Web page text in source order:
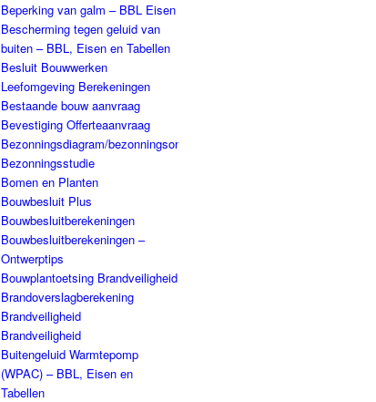
Beperking van galm – BBL Eisen
Bescherming tegen geluid van
buiten – BBL, Eisen en Tabellen
Besluit Bouwwerken
Leefomgeving Berekeningen
Bestaande bouw aanvraag
Bevestiging Offerteaanvraag
Bezonningsdiagram/bezonningsonderzoek
Bezonningsstudie
Bomen en Planten
Bouwbesluit Plus
Bouwbesluitberekeningen
Bouwbesluitberekeningen –
Ontwerptips
Bouwplantoetsing Brandveiligheid
Brandoverslagberekening
Brandveiligheid
Brandveiligheid
Buitengeluid Warmtepomp
(WPAC) – BBL, Eisen en
Tabellen